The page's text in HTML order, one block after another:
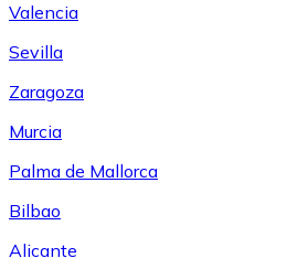
Valencia
Sevilla
Zaragoza
Murcia
Palma de Mallorca
Bilbao
Alicante